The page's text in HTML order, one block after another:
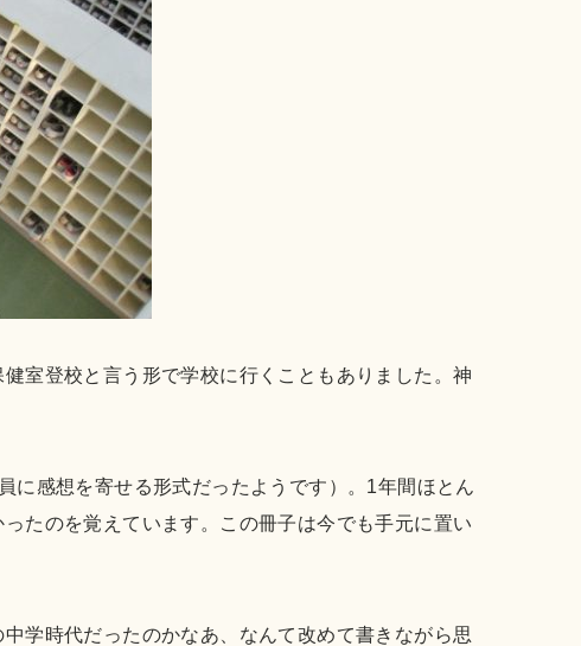
室登校と言う形で学校に行くこともありました。神
に感想を寄せる形式だったようです）。1年間ほとん
たのを覚えています。この冊子は今でも手元に置い
学時代だったのかなあ、なんて改めて書きながら思